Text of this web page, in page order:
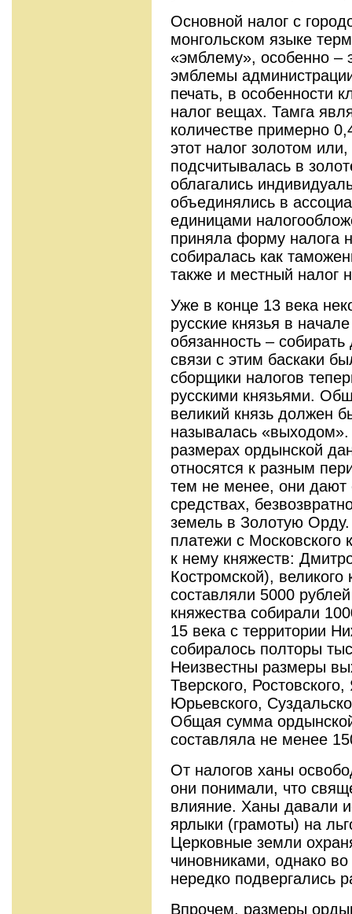
Основной налог с
монгольском языке
«эмблему», особенно –
эмблемы
печать, в особенности
налог вещах. Тамга
количестве примерно
этот налог золотом
подсчитывалась в
облагались
объединялись в
единицами
приняла форму налога
собиралась как
также и местный налог
Уже в конце 13 века
русские князья в
обязанность –
связи с этим баскаки
сборщики налогов
русскими князьями.
великий князь должен
называлась «выходом».
размерах ордынской
относятся к разным
тем не менее, они дают
средствах,
земель в Золотую
платежи с Московского
к нему княжеств:
Костромской),
составляли 5000
княжества собирали
15 века с территории
собиралось полторы
Неизвестны размеры
Тверского,
Юрьевского,
Общая сумма
составляла не менее
От налогов ханы
они понимали, что
влияние. Ханы давали
ярлыки (грамоты) на
Церковные земли
чиновниками, однако
нередко подвергались
Впрочем, размеры